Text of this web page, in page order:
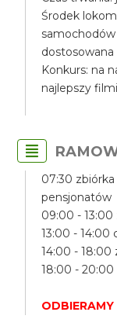
Środek
samochodów
Konkurs: na
najlepszy
07:30
pensjonatów
09:00 - 13:00
13:00 - 14:00
14:00 - 18:00
18:00 -
ODBIERAMY